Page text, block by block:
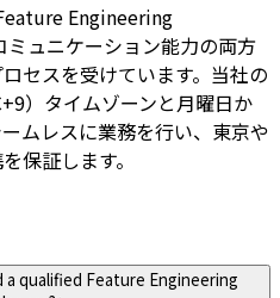
Engineering
ュニケーション能力の両方
セスを受けています。当社の
）タイムゾーンと月曜日か
ムレスに業務を行い、東京や
保証します。
qualified Feature Engineering